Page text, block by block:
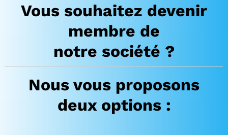
Vous souhaitez devenir
membre de
notre société ?
Nous vous proposons
deux options :